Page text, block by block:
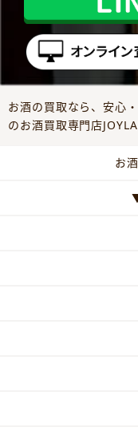
お酒の買取なら、安心
のお酒買取専門店
お